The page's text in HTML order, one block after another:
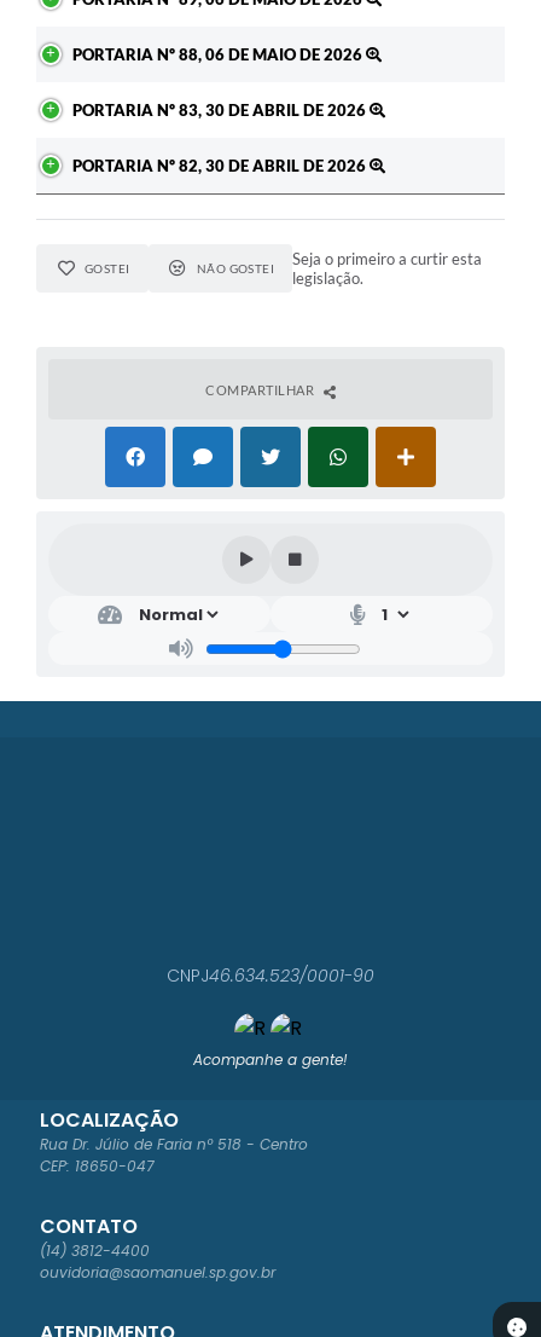
PORTARIA Nº 88, 06 DE MAIO DE 2026
PORTARIA Nº 83, 30 DE ABRIL DE 2026
PORTARIA Nº 82, 30 DE ABRIL DE 2026
GOSTEI NÃO GOSTEI
Seja o primeiro a curtir esta
legislação.
COMPARTILHAR
Acompanhe a gente!
LOCALIZAÇÃO
Rua Dr. Júlio de Faria nº 518 - Centro
CEP: 18650-047
CONTATO
(14) 3812-4400
ouvidoria@saomanuel.sp.gov.br
CNPJ46.634.523/0001-90